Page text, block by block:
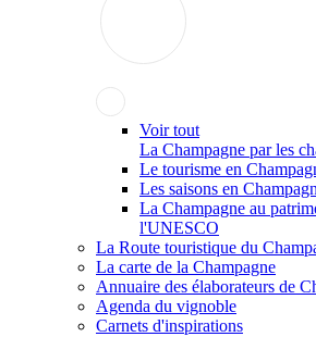
Voir tout
La Champagne par les
Le tourisme en
Les saisons en
La Champagne au
l'UNESCO
La Route touristique du
La carte de la Champagne
Annuaire des élaborateurs de
Agenda du vignoble
Carnets d'inspirations